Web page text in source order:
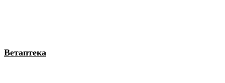
Ветаптека